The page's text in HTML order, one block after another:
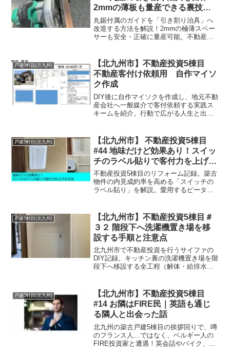
2mmの薄板も量産できる裏技と
反省点
丸鋸付属のガイドを「引き割り治具」へ
改造する方法を解説！2mmの極薄スペー
サーも安全・正確に量産可能。不動産投
術です。シンワ製ガイドとの比較もご紹
介。
戸建5軒目(北九州)
【北九州市】不動産投資5棟目
不動産客付け依頼用 自作マイソ
ク作成
DIY後に自作マイソクを作成し、地元不動
産会社へ一般媒介で客付依頼する実践ス
キームを紹介。行動で広がる人生と出会
戸建5軒目(北九州)
【北九州市】 不動産投資5棟目
#44 地味だけど効果あり！スイッ
チのラベル貼りで客付力を上げる
方法
不動産投資5棟目のリフォーム記録。築古
物件の内見成約率を高める「スイッチの
ラベル貼り」を解説。愛用するピータッ
実践する「選ばれる物件」にするための
細かな配慮を紹介。
戸建5軒目(北九州)
【北九州市】不動産投資5棟目＃
３２ 階段下へ洗濯機置き場を移
設する手順と注意点
北九州市で不動産投資を行うサイファの
DIY記録。キッチン裏の洗濯機置き場を階
段下へ移設する全工程（解体・給排水配
のマルチツール活用術など、投資家必見
のノウハウを公開します。
戸建5軒目(北九州)
【北九州市】不動産投資5棟目
#14 お隣はFIRE民｜英語も通じ
る隣人と出会った話
北九州の築古戸建5棟目の挨拶回りで、噂
のフランス人…ではなく、ベルギー人の
FIRE投資家と遭遇！英会話やバイク、不